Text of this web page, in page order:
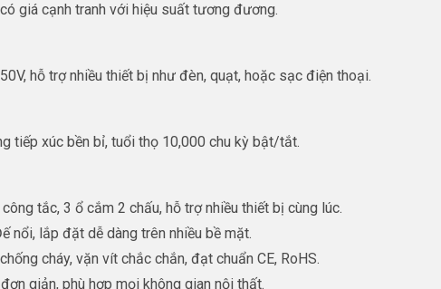
giá cạnh tranh với hiệu suất tương đương.
hỗ trợ nhiều thiết bị như đèn, quạt, hoặc sạc điện thoại.
tiếp xúc bền bỉ, tuổi thọ 10,000 chu kỳ bật/tắt.
công tắc, 3 ổ cắm 2 chấu, hỗ trợ nhiều thiết bị cùng lúc.
nổi, lắp đặt dễ dàng trên nhiều bề mặt.
cháy, vặn vít chắc chắn, đạt chuẩn CE, RoHS.
giản, phù hợp mọi không gian nội thất.